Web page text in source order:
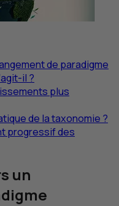
de paradigme
il ?
plus
de la taxonomie ?
progressif des
un